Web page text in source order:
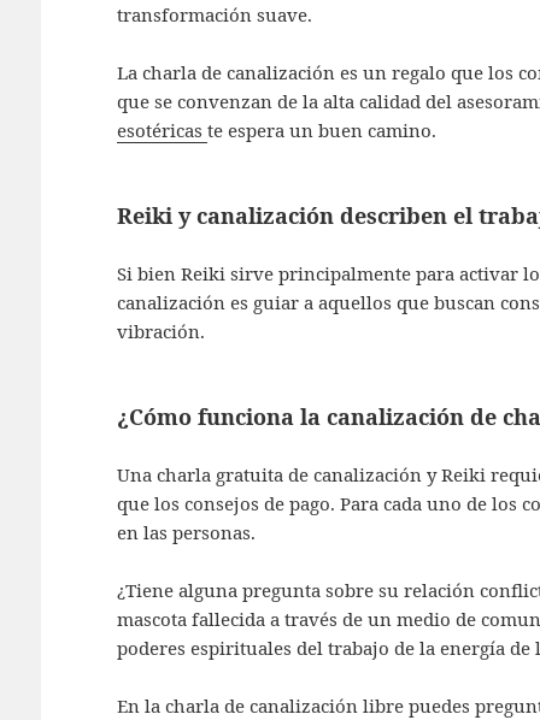
transformación suave.
La charla de canalización es un regalo que los
que se convenzan de la alta calidad del
esotéricas te espera un buen camino.
Reiki y canalización describen el
Si bien Reiki sirve principalmente para activar
canalización es guiar a aquellos que buscan
vibración.
¿Cómo funciona la canalización de
Una charla gratuita de canalización y Reiki
que los consejos de pago. Para cada uno de los
en las personas.
¿Tiene alguna pregunta sobre su relación
mascota fallecida a través de un medio de
poderes espirituales del trabajo de la energía de
En la charla de canalización libre puedes